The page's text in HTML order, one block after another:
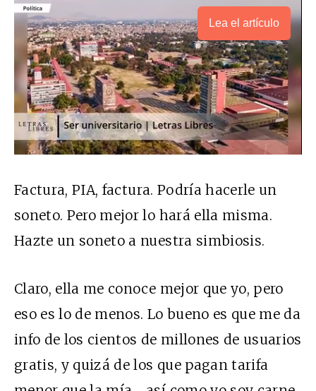
Lea el artículo
Factura,PIA, factura. Podría hacerle un
soneto. Pero mejor lo hará ella misma.
Hazte un soneto a nuestra simbiosis.
Claro, ella me conoce mejor que yo, pero
eso es lo de menos. Lo bueno es que me da
info de los cientos de millones de usuarios
gratis, y quizá de los que pagan tarifa